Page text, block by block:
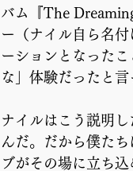
バム『The
ー（ナイル自ら名
ーションとなった
な」体験だったと言
ナイルはこう説明
んだ。だから僕た
ブがその場に立ち